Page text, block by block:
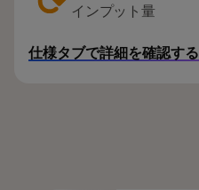
すべての製品を見る
インプット量
仕様タブで詳細を確認する